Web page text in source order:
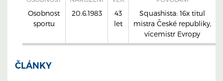
Osobnost
sportu
20.6.1983
43
let
Squashista: 16x titul
mistra České republiky,
vícemistr Evropy
ČLÁNKY